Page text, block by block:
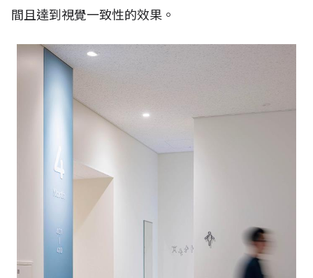
間且達到視覺一致性的效果。